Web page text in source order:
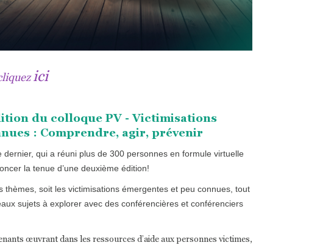
ici
du colloque PV - Victimisations
: Comprendre, agir, prévenir
qui a réuni plus de 300 personnes en formule virtuelle
la tenue d’une deuxième édition!
soit les victimisations émergentes et peu connues, tout
sujets à explorer avec des conférencières et conférenciers
œuvrant dans les ressources d’aide aux personnes victimes,